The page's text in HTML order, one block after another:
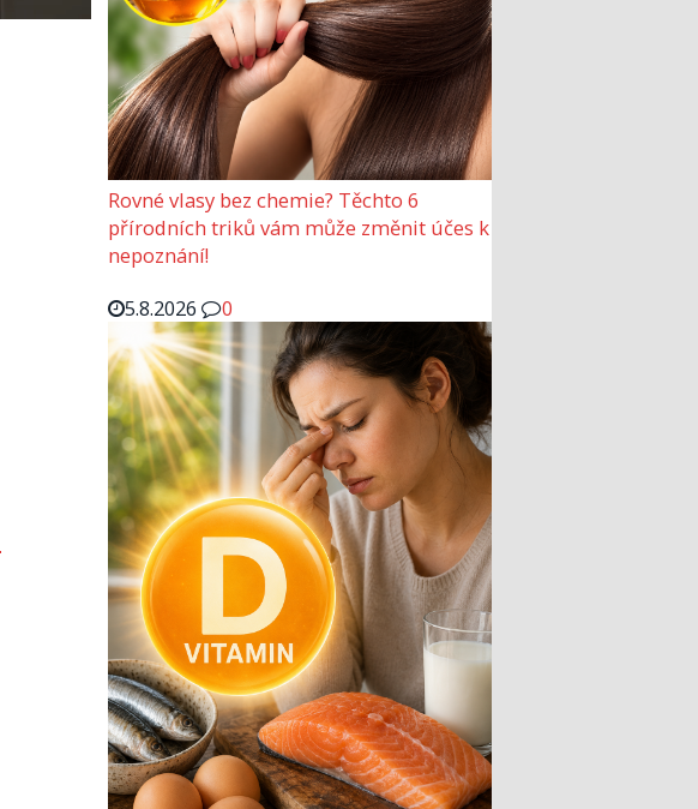
Rovné vlasy bez chemie? Těchto 6
přírodních triků vám může změnit účes k
nepoznání!
5.8.2026
0